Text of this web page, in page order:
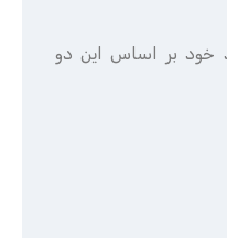
خود بر اساس این دو